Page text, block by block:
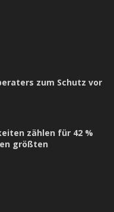
zum Schutz vor
zählen für 42 %
größten